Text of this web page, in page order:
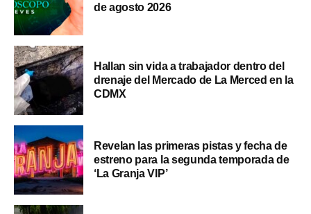
de agosto 2026
Hallan sin vida a trabajador dentro del
drenaje del Mercado de La Merced en la
CDMX
Revelan las primeras pistas y fecha de
estreno para la segunda temporada de
‘La Granja VIP’